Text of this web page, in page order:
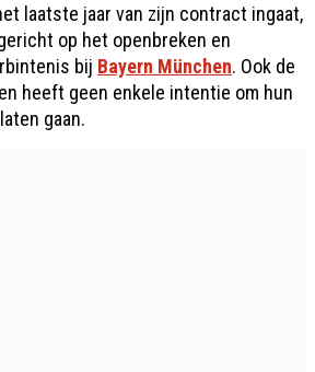
laatste jaar van zijn contract ingaat,
op het openbreken en
bij Bayern München. Ook de
heeft geen enkele intentie om hun
gaan.